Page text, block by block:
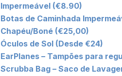
Impermeável (€8.90)
Botas de Caminhada
Chapéu/Boné (€25,00)
Óculos de Sol (Desde €24)
EarPlanes – Tampões para
Scrubba Bag – Saco de